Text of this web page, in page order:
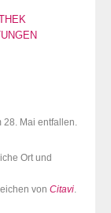
28. Mai entfallen.
Ort und
von Citavi.